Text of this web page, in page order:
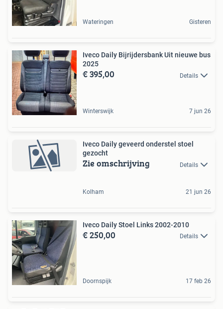
Wateringen Gisteren
Iveco Daily Bijrijdersbank Uit nieuwe bus
2025
€ 395,00 Details
Winterswijk 7 jun 26
Iveco Daily geveerd onderstel stoel
gezocht
Zie omschrijving Details
Kolham 21 jun 26
Iveco Daily Stoel Links 2002-2010
€ 250,00 Details
Doornspijk 17 feb 26